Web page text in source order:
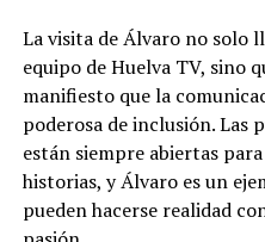
La visita de Álvaro no solo
equipo de Huelva TV, sino
manifiesto que la
poderosa de inclusión. Las
están siempre abiertas
historias, y Álvaro es un
pueden hacerse realidad